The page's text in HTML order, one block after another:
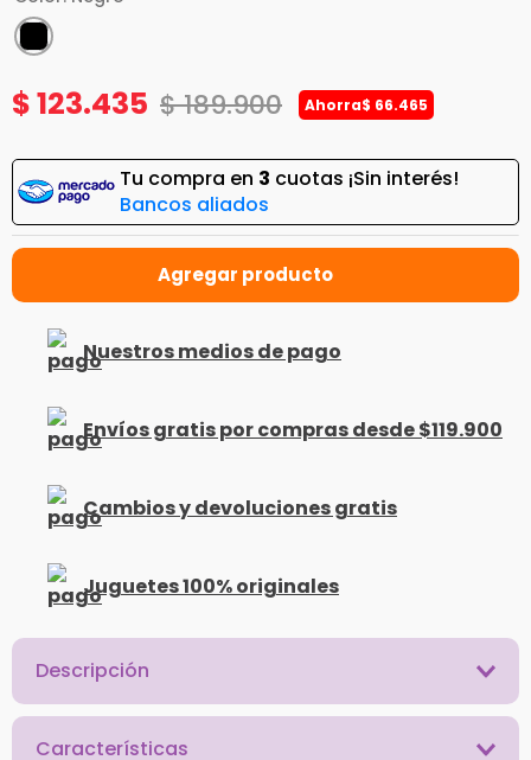
$123.435 $189.900 Ahorra$ 66.465
Tu compra en 3 cuotas ¡Sin interés!
Bancos aliados
Nuestros medios de pago
Envíos gratis por compras desde $119.900
Cambios y devoluciones gratis
Juguetes 100% originales
Descripción
Características